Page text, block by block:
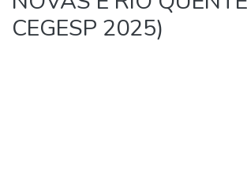
CEGESP 2025)